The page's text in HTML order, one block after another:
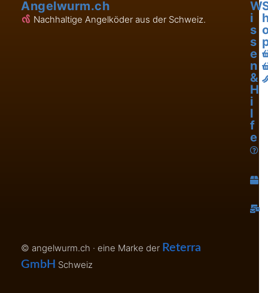
Angelwurm.ch
Nachhaltige Angelköder aus der Schweiz.
W
i
s
s
e
n
&
H
i
l
f
e
© angelwurm.ch · eine Marke der Reterra
GmbH Schweiz